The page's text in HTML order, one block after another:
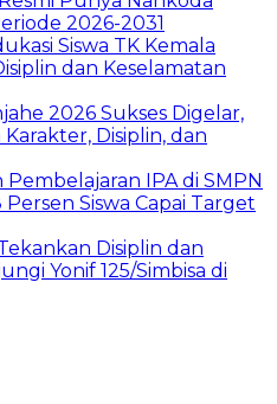
2026-2031
Siswa TK Kemala
dan Keselamatan
2026 Sukses Digelar,
Disiplin, dan
IPA di SMPN
Siswa Capai Target
Disiplin dan
Yonif 125/Simbisa di